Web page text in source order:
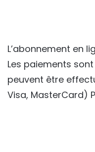
L’abonnement en
Les paiements
peuvent être
Visa, MasterCard)